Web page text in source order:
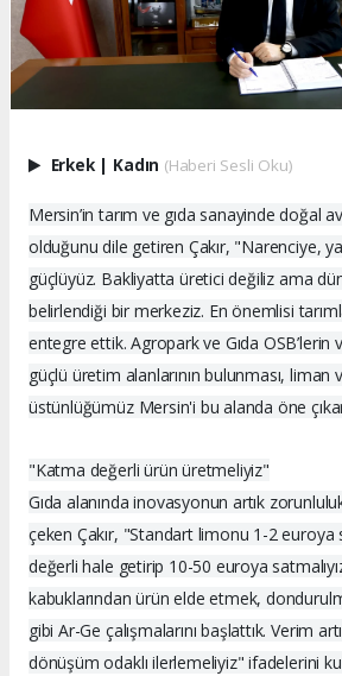
Erkek Kadın (Haberi Sesli Oku)
Mersin’in tarım ve gıda sanayinde doğal
olduğunu dile getiren Çakır, "Narenciye,
güçlüyüz. Bakliyatta üretici değiliz ama
belirlendiği bir merkeziz. En önemlisi
entegre ettik. Agropark ve Gıda OSB’lerin
güçlü üretim alanlarının bulunması, liman
üstünlüğümüz Mersin'i bu alanda öne
"Katma değerli ürün üretmeliyiz"
Gıda alanında inovasyonun artık
çeken Çakır, "Standart limonu 1-2
değerli hale getirip 10-50 euroya
kabuklarından ürün elde etmek,
gibi Ar-Ge çalışmalarını başlattık. Verim
dönüşüm odaklı ilerlemeliyiz" ifadelerini